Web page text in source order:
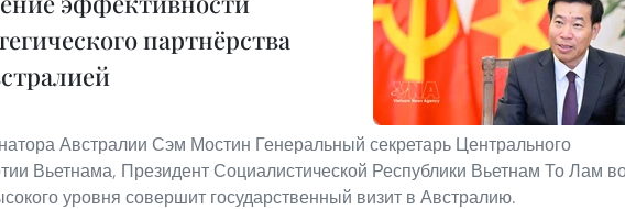
партнёрства
Австралии Сэм Мостин Генеральный секретарь Центрального
Вьетнама, Президент Социалистической Республики Вьетнам То Лам
уровня совершит государственный визит в Австралию.